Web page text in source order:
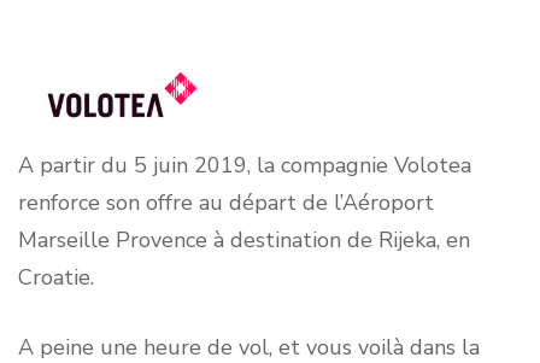
A partir du 5 juin 2019, la compagnie Volotea
renforce son offre au départ de l’Aéroport
Marseille Provence à destination de Rijeka, en
Croatie.
A peine une heure de vol, et vous voilà dans la